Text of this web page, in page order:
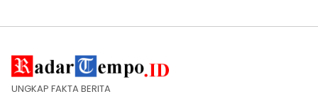
UNGKAP FAKTA BERITA